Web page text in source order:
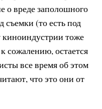
о вреде заполошного
съемки (то есть под
киноиндустрии тоже
сожалению, остается
все время об этом
что это они от